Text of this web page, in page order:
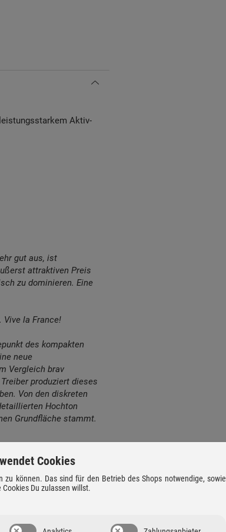
Aktiv-
gut aus, ist
attraktiven Preis
zu dominieren. Eine
Vive la France!
des kompakten
neue
Vergleich brav
produziert dieses
Von den diskreten
Hochton
Grundfläche stammt.
Cookies
können. Das sind für den Betrieb des Shops notwendige, sowie
Du zulassen willst.